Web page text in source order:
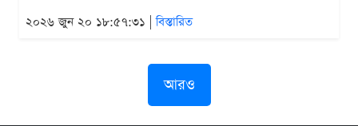
২০২৬ জুন ২০ ১৮:৫৭:৩১ |বিস্তারিত
আরও